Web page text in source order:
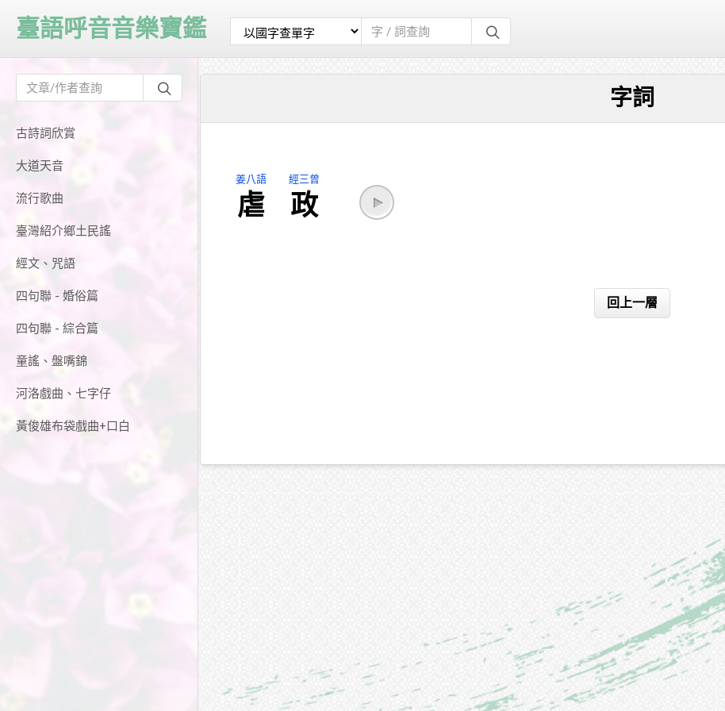
古詩詞欣賞
大道天音
流行歌曲
臺灣紹介鄉土民謠
經文、咒語
四句聯 - 婚俗篇
四句聯 - 綜合篇
童謠、盤嘴錦
河洛戲曲、七字仔
黃俊雄布袋戲曲+口白
臺語呼音音樂寶鑑
字詞
姜八語
虐
經三曾
政
回上一層